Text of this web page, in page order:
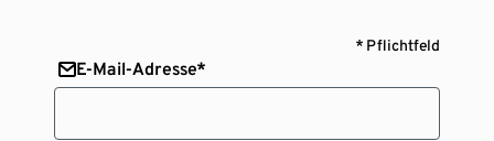
* Pflichtfeld
E-Mail-Adresse*